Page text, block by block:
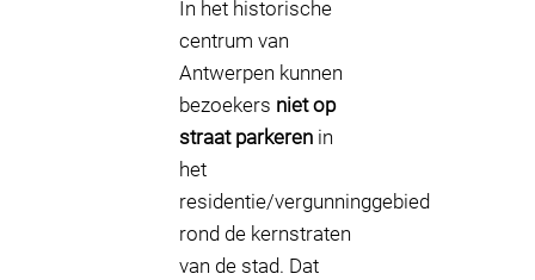
In het historische
centrum van
Antwerpen kunnen
bezoekers niet op
straat parkeren in
het
residentie/vergunninggebied
rond de kernstraten
van de stad. Dat